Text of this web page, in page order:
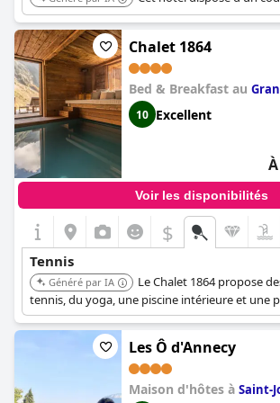
Chalet 1864
Bed & Breakfast au
10 Excellent
Voir les disponibilités
$
Tennis
Généré par IA
Le Chalet 1864 propose
tennis, du yoga, une piscine intérieure et une
Les Ô d'Annecy
Maison d'hôtes à Saint-